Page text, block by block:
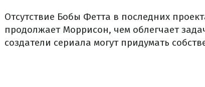
Отсутствие Бобы Фетта в последних
продолжает Моррисон, чем облегчает
создатели сериала могут придумать